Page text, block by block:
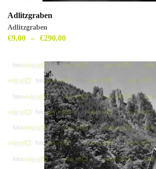
Adlitzgraben
Adlitzgraben
€9,00 – €290,00